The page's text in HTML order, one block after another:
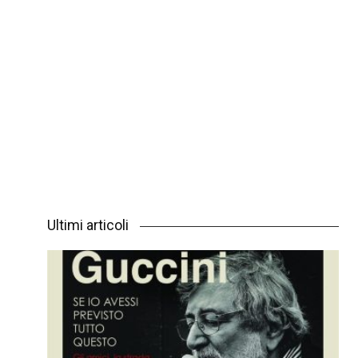
Ultimi articoli